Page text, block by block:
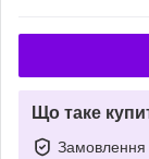
Що таке
Замовлення